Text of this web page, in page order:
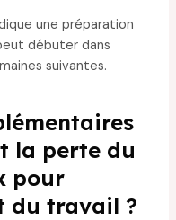
une préparation
débuter dans
suivantes.
la perte du
pour
du travail ?